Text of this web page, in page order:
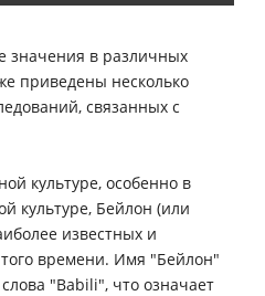
значения в различных
приведены несколько
связанных с
культуре, особенно в
культуре, Бейлон (или
известных и
времени. Имя "Бейлон"
"Babili", что означает